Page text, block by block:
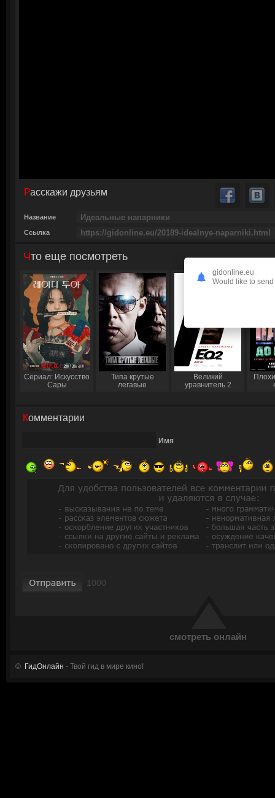
смотреть онлайн
Расскажи друзьям
Название
Ссылка
Что еще посмотреть
Сериал: Искусство
Сары
Типа крутые
легавые
Великий
уравнитель 2
Комментарии
Имя
© ГидОнлайн - Твой гид в мире кино!
gidonline.eu
Would like to